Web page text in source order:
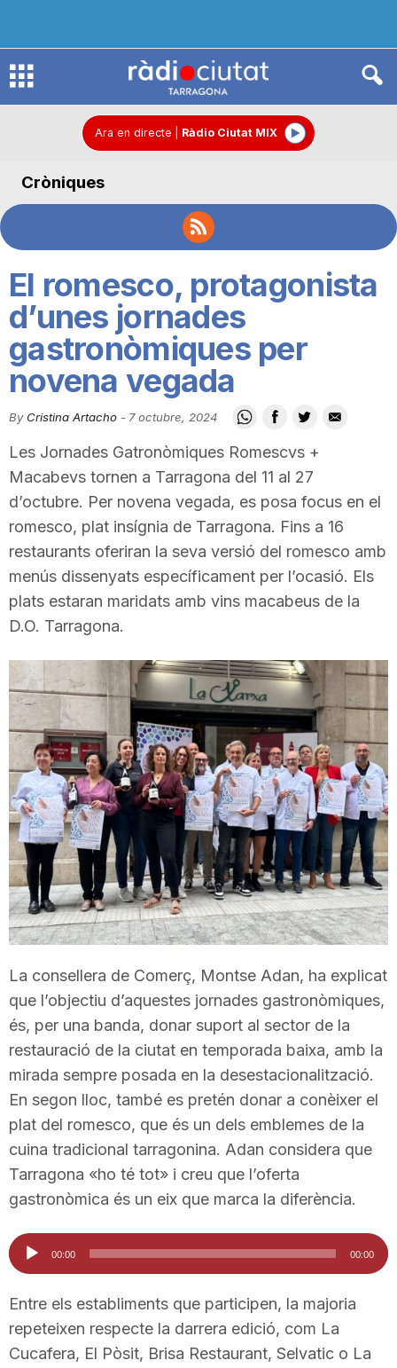
R
d
o
C
i
u
t
a
d
e
T
r
r
a
g
o
Ara en directe Ràdio Ciutat MIX
Cròniques
El romesco, protagonista
d’unes jornades
gastronòmiques per
novena vegada
By Cristina Artacho - 7 octubre, 2024
Les Jornades Gatronòmiques Romescvs +
Macabevs tornen a Tarragona del 11 al 27
d’octubre. Per novena vegada, es posa focus en el
romesco, plat insígnia de Tarragona. Fins a 16
restaurants oferiran la seva versió del romesco amb
menús dissenyats específicament per l’ocasió. Els
plats estaran maridats amb vins macabeus de la
D.O. Tarragona.
La consellera de Comerç, Montse Adan, ha explicat
que l’objectiu d’aquestes jornades gastronòmiques,
és, per una banda, donar suport al sector de la
restauració de la ciutat en temporada baixa, amb la
mirada sempre posada en la desestacionalització.
En segon lloc, també es pretén donar a conèixer el
plat del romesco, que és un dels emblemes de la
cuina tradicional tarragonina. Adan considera que
Tarragona «ho té tot» i creu que l’oferta
gastronòmica és un eix que marca la diferència.
Reproductor
d'àudio
00:00 00:00
Entre els establiments que participen, la majoria
repeteixen respecte la darrera edició, com La
Cucafera, El Pòsit, Brisa Restaurant, Selvatic o La